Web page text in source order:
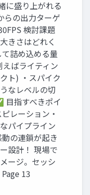
に盛り上がれる
らの出力ターゲ
検討課題
きさはどれく
詰め込める量
ばライティン
ト) ・スパイク
なレベルの切
目指すべきポイ
レーション・
パイプライン
の連鎖が起き
設計！ 現場で
ージ。セッシ
13